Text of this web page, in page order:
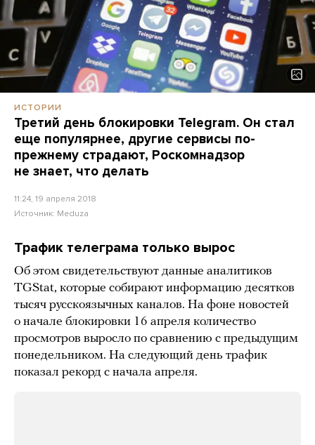
ИСТОРИИ
Третий день блокировки Telegram. Он стал
еще популярнее, другие сервисы по-
прежнему страдают, Роскомнадзор
не знает, что делать
11:24, 19 апреля 2018
Источник: Meduza
Трафик телеграма только вырос
Об этом свидетельствуют данные аналитиков
TGStat, которые собирают информацию десятков
тысяч русскоязычных каналов. На фоне новостей
о начале блокировки 16 апреля количество
просмотров выросло по сравнению с предыдущим
понедельником. На следующий день трафик
показал рекорд с начала апреля.